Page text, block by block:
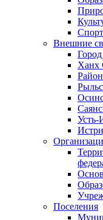
Спорт
Внешние
Ханх
Усть-
Поселения